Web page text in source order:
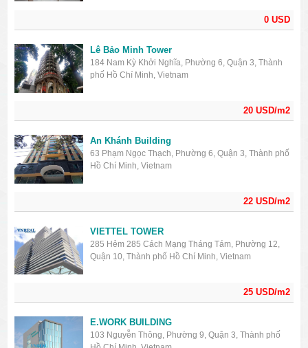
0 USD
20 USD/m2
Lê Bảo Minh Tower
184 Nam Kỳ Khởi Nghĩa, Phường 6, Quận 3, Thành
phố Hồ Chí Minh, Vietnam
22 USD/m2
An Khánh Building
63 Phạm Ngọc Thạch, Phường 6, Quận 3, Thành phố
Hồ Chí Minh, Vietnam
25 USD/m2
VIETTEL TOWER
285 Hẻm 285 Cách Mạng Tháng Tám, Phường 12,
Quận 10, Thành phố Hồ Chí Minh, Vietnam
E.WORK BUILDING
103 Nguyễn Thông, Phường 9, Quận 3, Thành phố